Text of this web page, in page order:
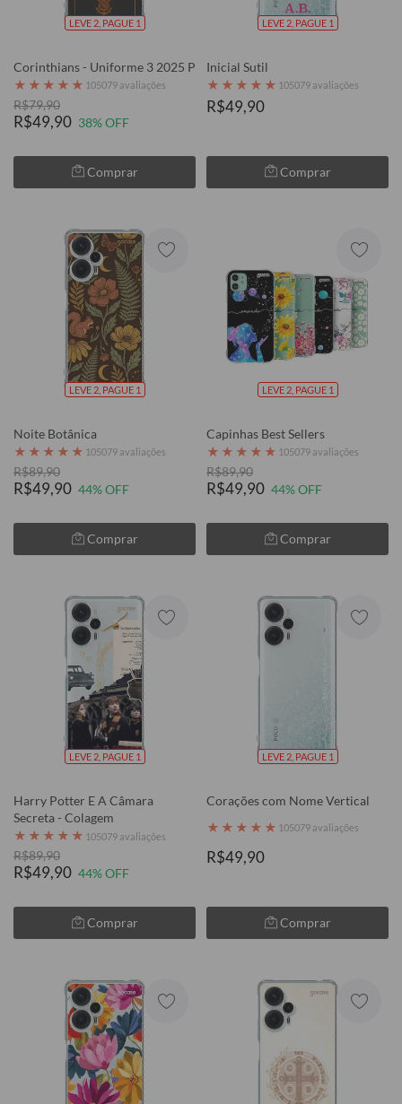
LEVE 2, PAGUE 1
Corinthians - Uniforme 3 2025 P
★ ★ ★ ★ ★ 105079 avaliações
R$79,90
R$49,90 38% OFF
Comprar
LEVE 2, PAGUE 1
Inicial Sutil
★ ★ ★ ★ ★ 105079 avaliações
R$49,90
Comprar
LEVE 2, PAGUE 1
Noite Botânica
★ ★ ★ ★ ★ 105079 avaliações
R$89,90
R$49,90 44% OFF
Comprar
LEVE 2, PAGUE 1
Capinhas Best Sellers
★ ★ ★ ★ ★ 105079 avaliações
R$89,90
R$49,90 44% OFF
Comprar
LEVE 2, PAGUE 1
Harry Potter E A Câmara
Secreta - Colagem
★ ★ ★ ★ ★ 105079 avaliações
R$89,90
R$49,90 44% OFF
Comprar
LEVE 2, PAGUE 1
Corações com Nome Vertical
★ ★ ★ ★ ★ 105079 avaliações
R$49,90
Comprar